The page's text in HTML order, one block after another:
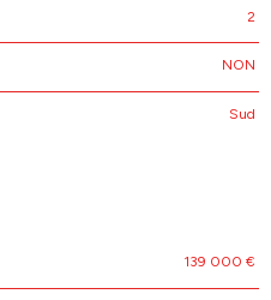
2
NON
Sud
139 000 €